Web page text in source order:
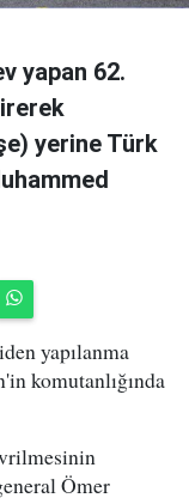
yapan 62.
yerine Türk
yapılanma
komutanlığında
Ömer